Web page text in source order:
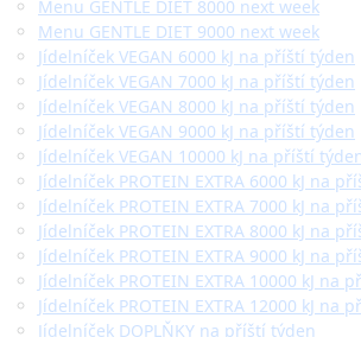
Menu GENTLE DIET 8000 next week
Menu GENTLE DIET 9000 next week
Jídelníček VEGAN 6000 kJ na příští týden
Jídelníček VEGAN 7000 kJ na příští týden
Jídelníček VEGAN 8000 kJ na příští týden
Jídelníček VEGAN 9000 kJ na příští týden
Jídelníček VEGAN 10000 kJ na příští
Jídelníček PROTEIN EXTRA 6000 kJ na
Jídelníček PROTEIN EXTRA 7000 kJ na
Jídelníček PROTEIN EXTRA 8000 kJ na
Jídelníček PROTEIN EXTRA 9000 kJ na
Jídelníček PROTEIN EXTRA 10000 kJ na
Jídelníček PROTEIN EXTRA 12000 kJ na
Jídelníček DOPLŇKY na příští týden